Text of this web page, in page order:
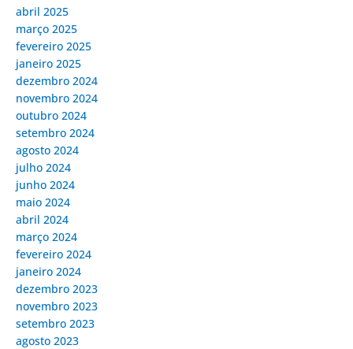
abril 2025
março 2025
fevereiro 2025
janeiro 2025
dezembro 2024
novembro 2024
outubro 2024
setembro 2024
agosto 2024
julho 2024
junho 2024
maio 2024
abril 2024
março 2024
fevereiro 2024
janeiro 2024
dezembro 2023
novembro 2023
setembro 2023
agosto 2023